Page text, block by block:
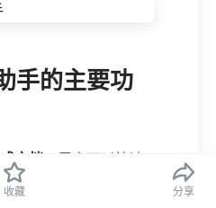
收藏 分享
手的主要功
成文档 ：用户可以快速
业报告、工作总结、科